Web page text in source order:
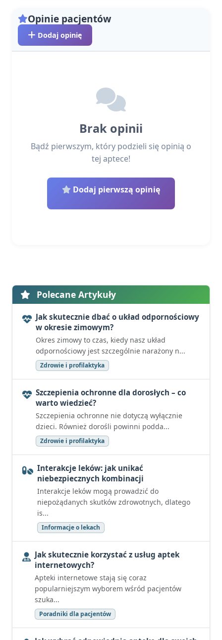
Opinie pacjentów
Dodaj opinię
Brak opinii
Bądź pierwszym, który podzieli się opinią o
tej aptece!
Dodaj pierwszą opinię
Polecane Artykuły
Jak skutecznie dbać o układ odpornościowy
w okresie zimowym?
Okres zimowy to czas, kiedy nasz układ
odpornościowy jest szczególnie narażony n...
Zdrowie i profilaktyka
Szczepienia ochronne dla dorosłych – co
warto wiedzieć?
Szczepienia ochronne nie dotyczą wyłącznie
dzieci. Również dorośli powinni podda...
Zdrowie i profilaktyka
Interakcje leków: jak unikać
niebezpiecznych kombinacji
Interakcje leków mogą prowadzić do
niepożądanych skutków zdrowotnych, dlatego
is...
Informacje o lekach
Jak skutecznie korzystać z usług aptek
internetowych?
Apteki internetowe stają się coraz
popularniejszym wyborem wśród pacjentów
szuka...
Poradniki dla pacjentów